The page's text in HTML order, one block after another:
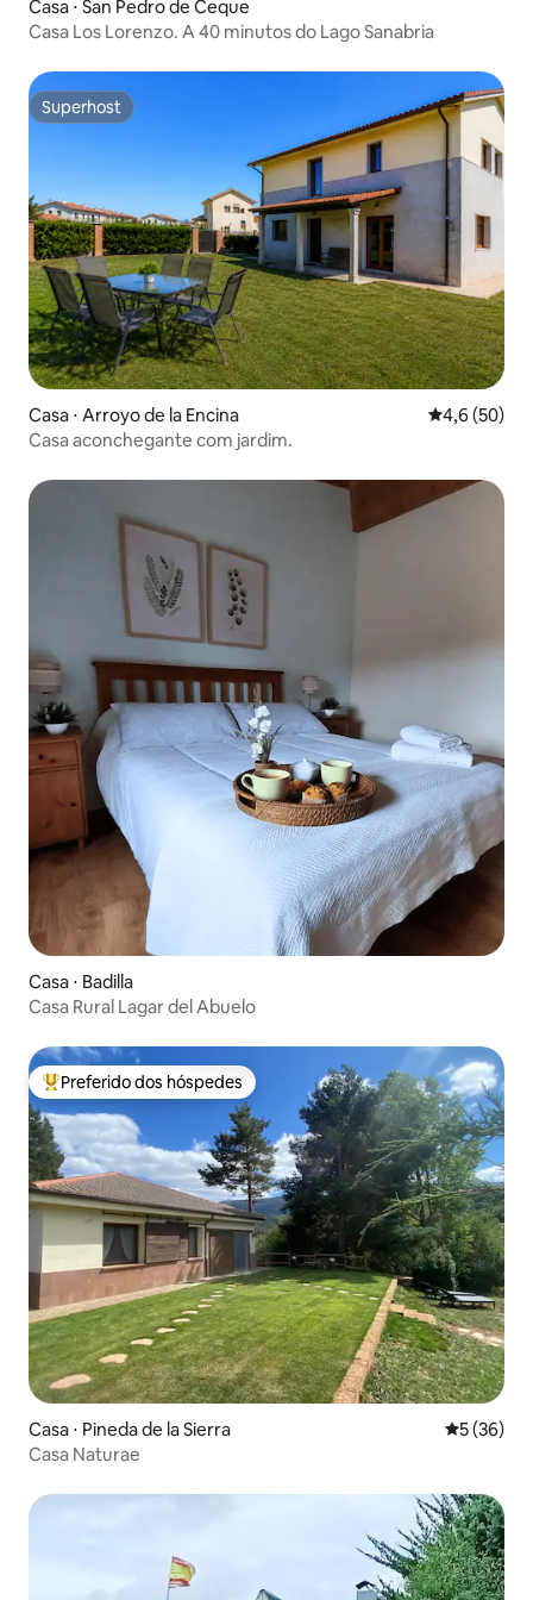
Casa ⋅ San Pedro de Ceque
Casa Los Lorenzo. A 40 minutos do Lago Sanabria
Superhost
Superhost
Casa ⋅ Arroyo de la Encina 4,6 de uma
4,6 (50)
Casa aconchegante com jardim.
Casa ⋅ Badilla
Casa Rural Lagar del Abuelo
Entre os melhores preferidos dos hóspedes
Preferido dos hóspedes
Casa ⋅ Pineda de la Sierra 5 de uma
5 (36)
Casa Naturae